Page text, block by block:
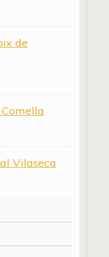
de
Vilaseca